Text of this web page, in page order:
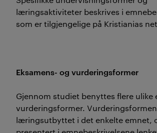
læringsaktiviteter beskrives i
som er tilgjengelige på Kristianias
Eksamens- og vurderingsformer
Gjennom studiet benyttes flere ulike
vurderingsformer.
læringsutbyttet i det enkelte emnet,